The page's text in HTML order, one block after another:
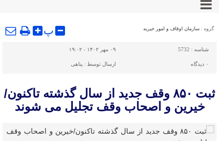
گروه : سازمان اوقاف و امور خیریه پ
شناسه : 5732 ۰۹ مهر ۱۴۰۲ - ۱۹:۰۲
۰ دیدگاه ارسال توسط : پناهی
ثبت ۸۵۰ وقف جدید از سال گذشته تاکنون/
خیرین و اصحاب وقف تجلیل می شوند